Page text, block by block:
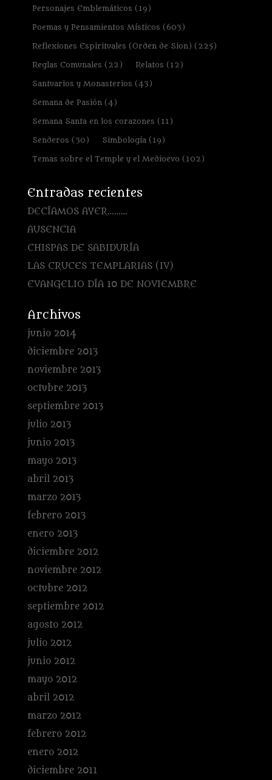
Personajes Emblemáticos (19)
Poemas y Pensamientos Místicos (603)
Reflexiones Espirituales (Orden de Sion) (225)
Reglas Comunales (22) Relatos (12)
Santuarios y Monasterios (43)
Semana de Pasión(4)
Semana Santa en los corazones (11)
Senderos (30) Simbología(19)
Temas sobre el Temple y el Medioevo (102)
Entradas recientes
DECÍAMOS AYER………
AUSENCIA
CHISPAS DE SABIDURÍA
LAS CRUCES TEMPLARIAS (IV)
EVANGELIO DÍA 10 DE NOVIEMBRE
Archivos
junio 2014
diciembre 2013
noviembre 2013
octubre 2013
septiembre 2013
julio 2013
junio 2013
mayo 2013
abril 2013
marzo 2013
febrero 2013
enero 2013
diciembre 2012
noviembre 2012
octubre 2012
septiembre 2012
agosto 2012
julio 2012
junio 2012
mayo 2012
abril 2012
marzo 2012
febrero 2012
enero 2012
diciembre 2011